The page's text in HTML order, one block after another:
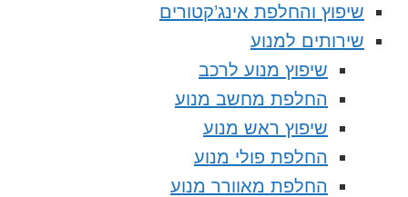
שיפוץ והחלפת אינג’קטורים
שירותים למנוע
שיפוץ מנוע לרכב
החלפת מחשב מנוע
שיפוץ ראש מנוע
החלפת פולי מנוע
החלפת מאוורר מנוע